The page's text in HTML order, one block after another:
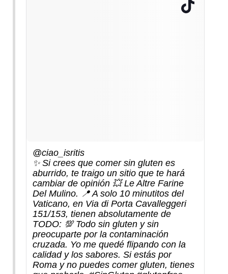
@ciao_isritis
✨ Si crees que comer sin gluten es
aburrido, te traigo un sitio que te hará
cambiar de opinión 💥 Le Altre Farine
Del Mulino. 📍 A solo 10 minutitos del
Vaticano, en Via di Porta Cavalleggeri
151/153, tienen absolutamente de
TODO: 💯 Todo sin gluten y sin
preocuparte por la contaminación
cruzada. Yo me quedé flipando con la
calidad y los sabores. Si estás por
Roma y no puedes comer gluten, tienes